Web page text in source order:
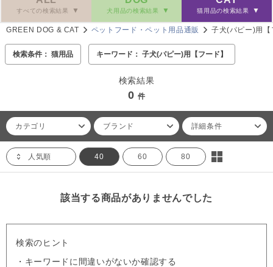
すべての検索結果 犬用品の検索結果 猫用品の検索結果
GREEN DOG & CAT ペットフード・ペット用品通販 子犬(パピー)用【
検索条件： 猫用品 キーワード： 子犬(パピー)用【フード】
検索結果
0 件
カテゴリ ブランド 詳細条件
人気順 40 60 80
該当する商品がありませんでした
検索のヒント
・キーワードに間違いがないか確認する